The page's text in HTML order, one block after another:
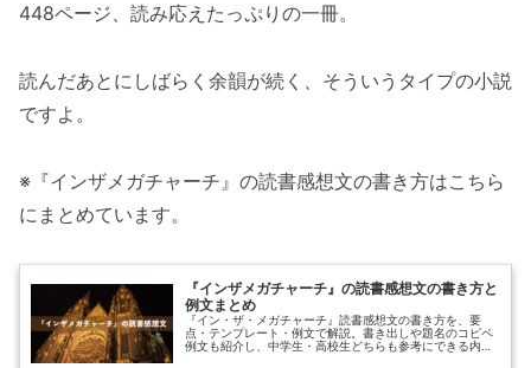
448ページ、読み応えたっぷりの一冊。
読んだあとにしばらく余韻が続く、そういうタイプの小説
ですよ。
※『インザメガチャーチ』の読書感想文の書き方はこちら
にまとめています。
『インザメガチャーチ』の読書感想文の書き方と
例文まとめ
『イン・ザ・メガチャーチ』読書感想文の書き方を、要
点・テンプレート・例文で解説。書き出しや題名のコピペ
例文も紹介し、中学生・高校生どちらも参考にできる内容